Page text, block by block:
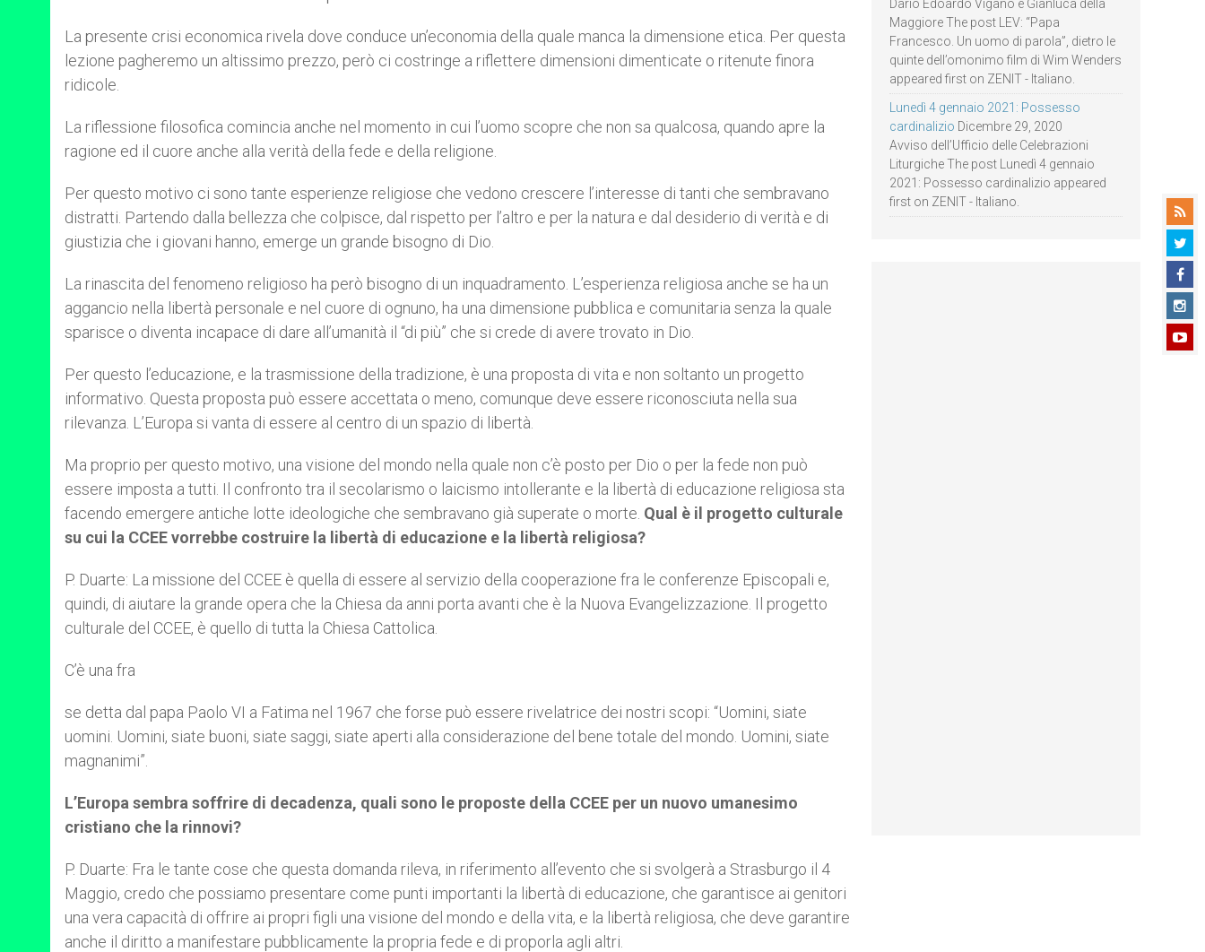
La presente crisi economica rivela dove conduce un’economia della quale manca la dimensione etica. Per questa
lezione pagheremo un altissimo prezzo, però ci costringe a riflettere dimensioni dimenticate o ritenute finora
ridicole.
La riflessione filosofica comincia anche nel momento in cui l’uomo scopre che non sa qualcosa, quando apre la
ragione ed il cuore anche alla verità della fede e della religione.
Per questo motivo ci sono tante esperienze religiose che vedono crescere l’interesse di tanti che sembravano
distratti. Partendo dalla bellezza che colpisce, dal rispetto per l’altro e per la natura e dal desiderio di verità e di
giustizia che i giovani hanno, emerge un grande bisogno di Dio.
La rinascita del fenomeno religioso ha però bisogno di un inquadramento. L’esperienza religiosa anche se ha un
aggancio nella libertà personale e nel cuore di ognuno, ha una dimensione pubblica e comunitaria senza la quale
sparisce o diventa incapace di dare all’umanità il “di più” che si crede di avere trovato in Dio.
Per questo l’educazione, e la trasmissione della tradizione, è una proposta di vita e non soltanto un progetto
informativo. Questa proposta può essere accettata o meno, comunque deve essere riconosciuta nella sua
rilevanza. L’Europa si vanta di essere al centro di un spazio di libertà.
Ma proprio per questo motivo, una visione del mondo nella quale non c’è posto per Dio o per la fede non può
essere imposta a tutti. Il confronto tra il secolarismo o laicismo intollerante e la libertà di educazione religiosa sta
facendo emergere antiche lotte ideologiche che sembravano già superate o morte. Qual è il progetto culturale
su cui la CCEE vorrebbe costruire la libertà di educazione e la libertà religiosa?
P. Duarte: La missione del CCEE è quella di essere al servizio della cooperazione fra le conferenze Episcopali e,
quindi, di aiutare la grande opera che la Chiesa da anni porta avanti che è la Nuova Evangelizzazione. Il progetto
culturale del CCEE, è quello di tutta la Chiesa Cattolica.
C’è una fra
se detta dal papa Paolo VI a Fatima nel 1967 che forse può essere rivelatrice dei nostri scopi: “Uomini, siate
uomini. Uomini, siate buoni, siate saggi, siate aperti alla considerazione del bene totale del mondo. Uomini, siate
magnanimi”.
L’Europa sembra soffrire di decadenza, quali sono le proposte della CCEE per un nuovo umanesimo
cristiano che la rinnovi?
P. Duarte: Fra le tante cose che questa domanda rileva, in riferimento all’evento che si svolgerà a Strasburgo il 4
Maggio, credo che possiamo presentare come punti importanti la libertà di educazione, che garantisce ai genitori
una vera capacità di offrire ai propri figli una visione del mondo e della vita, e la libertà religiosa, che deve garantire
anche il diritto a manifestare pubblicamente la propria fede e di proporla agli altri.
Dario Edoardo Viganò e Gianluca della
Maggiore The post LEV: “Papa
Francesco. Un uomo di parola”, dietro le
quinte dell’omonimo film di Wim Wenders
appeared first on ZENIT - Italiano.
Lunedì 4 gennaio 2021: Possesso
cardinalizio Dicembre 29, 2020
Avviso dell’Ufficio delle Celebrazioni
Liturgiche The post Lunedì 4 gennaio
2021: Possesso cardinalizio appeared
first on ZENIT - Italiano.